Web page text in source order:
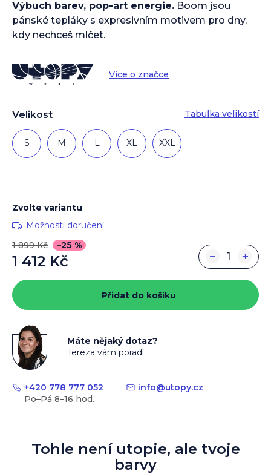
Velikost Tabulka velikostí
S M L XL XXL
Výbuch barev, pop-art energie. Boom jsou
pánské tepláky s expresivním motivem pro dny,
kdy nechceš mlčet.
Více o značce
Zvolte variantu
Možnosti doručení
1 899 Kč
–25 %
1 412 Kč
cena:
+
−
Přidat do košíku
Máte nějaký dotaz?
Tereza vám poradí
+420 778 777 052 info@utopy.cz
Tohle není utopie, ale tvoje
barvy